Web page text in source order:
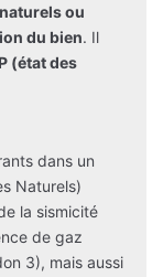
ou
du bien. Il
(état des
dans un
Naturels)
la sismicité
de gaz
3), mais aussi